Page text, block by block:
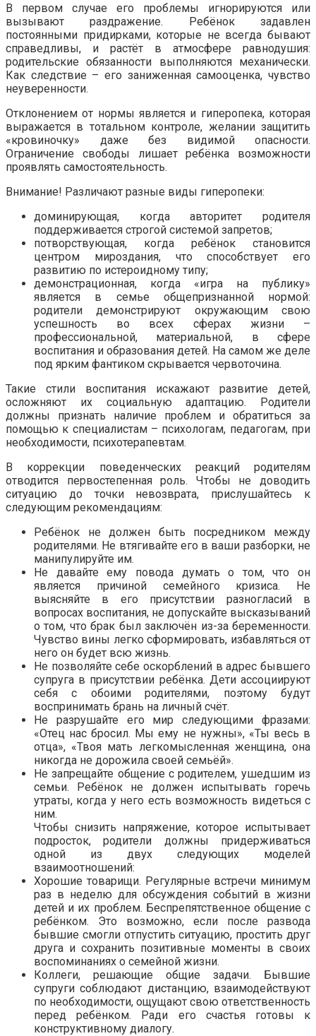
В первом случае его проблемы игнорируются или
вызывают раздражение. Ребёнок задавлен
постоянными придирками, которые не всегда бывают
справедливы, и растёт в атмосфере равнодушия:
родительские обязанности выполняются механически.
Как следствие – его заниженная самооценка, чувство
неуверенности.
Отклонением от нормы является и гиперопека, которая
выражается в тотальном контроле, желании защитить
«кровиночку» даже без видимой опасности.
Ограничение свободы лишает ребёнка возможности
проявлять самостоятельность.
Внимание! Различают разные виды гиперопеки:
доминирующая, когда авторитет родителя
поддерживается строгой системой запретов;
потворствующая, когда ребёнок становится
центром мироздания, что способствует его
развитию по истероидному типу;
демонстрационная, когда «игра на публику»
является в семье общепризнанной нормой:
родители демонстрируют окружающим свою
успешность во всех сферах жизни –
профессиональной, материальной, в сфере
воспитания и образования детей. На самом же деле
под ярким фантиком скрывается червоточина.
Такие стили воспитания искажают развитие детей,
осложняют их социальную адаптацию. Родители
должны признать наличие проблем и обратиться за
помощью к специалистам – психологам, педагогам, при
необходимости, психотерапевтам.
В коррекции поведенческих реакций родителям
отводится первостепенная роль. Чтобы не доводить
ситуацию до точки невозврата, прислушайтесь к
следующим рекомендациям:
Ребёнок не должен быть посредником между
родителями. Не втягивайте его в ваши разборки, не
манипулируйте им.
Не давайте ему повода думать о том, что он
является причиной семейного кризиса. Не
выясняйте в его присутствии разногласий в
вопросах воспитания, не допускайте высказываний
о том, что брак был заключён из-за беременности.
Чувство вины легко сформировать, избавляться от
него он будет всю жизнь.
Не позволяйте себе оскорблений в адрес бывшего
супруга в присутствии ребёнка. Дети ассоциируют
себя с обоими родителями, поэтому будут
воспринимать брань на личный счёт.
Не разрушайте его мир следующими фразами:
«Отец нас бросил. Мы ему не нужны», «Ты весь в
отца», «Твоя мать легкомысленная женщина, она
никогда не дорожила своей семьёй».
Не запрещайте общение с родителем, ушедшим из
семьи. Ребёнок не должен испытывать горечь
утраты, когда у него есть возможность видеться с
ним.
Чтобы снизить напряжение, которое испытывает
подросток, родители должны придерживаться
одной из двух следующих моделей
взаимоотношений:
Хорошие товарищи. Регулярные встречи минимум
раз в неделю для обсуждения событий в жизни
детей и их проблем. Беспрепятственное общение с
ребёнком. Это возможно, если после развода
бывшие смогли отпустить ситуацию, простить друг
друга и сохранить позитивные моменты в своих
воспоминаниях о семейной жизни.
Коллеги, решающие общие задачи. Бывшие
супруги соблюдают дистанцию, взаимодействуют
по необходимости, ощущают свою ответственность
перед ребёнком. Ради его счастья готовы к
конструктивному диалогу.